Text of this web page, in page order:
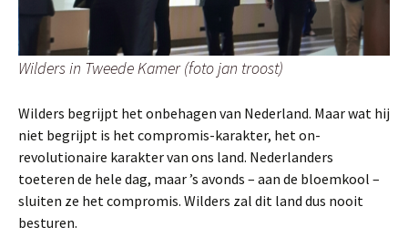
Wilders in Tweede Kamer (foto jan troost)
Wilders begrijpt het onbehagen van Nederland. Maar wat hij
niet begrijpt is het compromis-karakter, het on-
revolutionaire karakter van ons land. Nederlanders
toeteren de hele dag, maar ’s avonds – aan de bloemkool –
sluiten ze het compromis. Wilders zal dit land dus nooit
besturen.